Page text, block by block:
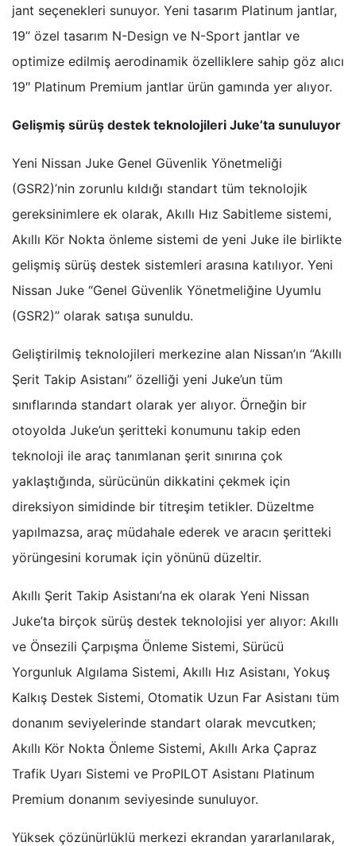
jant seçenekleri sunuyor. Yeni tasarım Platinum jantlar,
19’’ özel tasarım N-Design ve N-Sport jantlar ve
optimize edilmiş aerodinamik özelliklere sahip göz alıcı
19″ Platinum Premium jantlar ürün gamında yer alıyor.
Gelişmiş sürüş destek teknolojileri Juke’ta sunuluyor
Yeni Nissan Juke Genel Güvenlik Yönetmeliği
(GSR2)’nin zorunlu kıldığı standart tüm teknolojik
gereksinimlere ek olarak, Akıllı Hız Sabitleme sistemi,
Akıllı Kör Nokta önleme sistemi de yeni Juke ile birlikte
gelişmiş sürüş destek sistemleri arasına katılıyor. Yeni
Nissan Juke “Genel Güvenlik Yönetmeliğine Uyumlu
(GSR2)” olarak satışa sunuldu.
Geliştirilmiş teknolojileri merkezine alan Nissan’ın “Akıllı
Şerit Takip Asistanı” özelliği yeni Juke’un tüm
sınıflarında standart olarak yer alıyor. Örneğin bir
otoyolda Juke’un şeritteki konumunu takip eden
teknoloji ile araç tanımlanan şerit sınırına çok
yaklaştığında, sürücünün dikkatini çekmek için
direksiyon simidinde bir titreşim tetikler. Düzeltme
yapılmazsa, araç müdahale ederek ve aracın şeritteki
yörüngesini korumak için yönünü düzeltir.
Akıllı Şerit Takip Asistanı’na ek olarak Yeni Nissan
Juke’ta birçok sürüş destek teknolojisi yer alıyor: Akıllı
ve Önsezili Çarpışma Önleme Sistemi, Sürücü
Yorgunluk Algılama Sistemi, Akıllı Hız Asistanı, Yokuş
Kalkış Destek Sistemi, Otomatik Uzun Far Asistanı tüm
donanım seviyelerinde standart olarak mevcutken;
Akıllı Kör Nokta Önleme Sistemi, Akıllı Arka Çapraz
Trafik Uyarı Sistemi ve ProPILOT Asistanı Platinum
Premium donanım seviyesinde sunuluyor.
Yüksek çözünürlüklü merkezi ekrandan yararlanılarak,